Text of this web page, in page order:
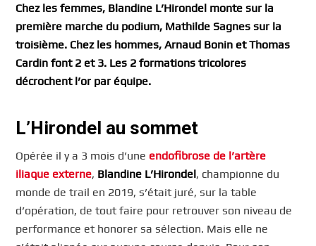
Chez les femmes, Blandine L’Hirondel monte sur la
première marche du podium, Mathilde Sagnes sur la
troisième. Chez les hommes, Arnaud Bonin et Thomas
Cardin font 2 et 3. Les 2 formations tricolores
décrochent l’or par équipe.
L’Hirondel au sommet
Opérée il y a 3 mois d’une endofibrose de l’artère
iliaque externe, Blandine L’Hirondel, championne du
monde de trail en 2019, s’était juré, sur la table
d’opération, de tout faire pour retrouver son niveau de
performance et honorer sa sélection. Mais elle ne